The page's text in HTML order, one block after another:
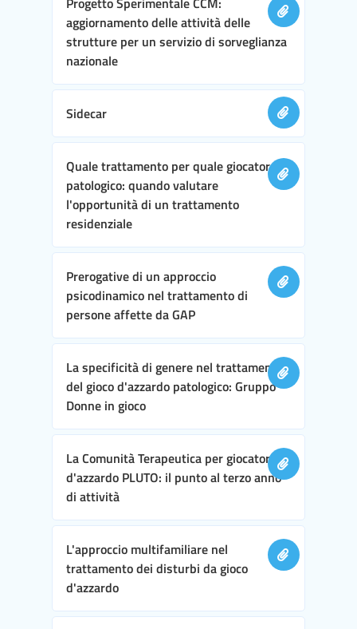
aggiornamento delle attività delle
strutture per un servizio di sorveglianza
nazionale
Sidecar
Quale trattamento per quale giocatore
patologico: quando valutare
l'opportunità di un trattamento
residenziale
Prerogative di un approccio
psicodinamico nel trattamento di
persone affette da GAP
La specificità di genere nel trattamento
del gioco d'azzardo patologico: Gruppo
Donne in gioco
La Comunità Terapeutica per giocatori
d'azzardo PLUTO: il punto al terzo anno
di attività
L'approccio multifamiliare nel
trattamento dei disturbi da gioco
d'azzardo